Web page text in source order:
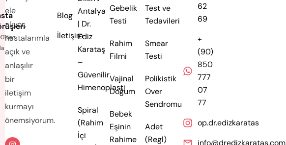
ele
alıyor,
hastalarımla
açık ve
anlaşılır
bir
iletişim
kurmayı
önemsiyorum.
Blog
İletişim
Antalya
| Dr.
Ediz
Karataş
–
Güvenilir
Himenoplasti
Spiral
(Rahim
İçi
Gebelik
Testi
Rahim
Filmi
Vajinal
Doğum
Bebek
Eşinin
Rahime
Test ve
Tedavileri
Smear
Testi
Polikistik
Over
Sendromu
Adet
(Regl)
62
69
+
(90)
850
777
07
77
op.dr.edizkaratas
info@dredizkaratas.com